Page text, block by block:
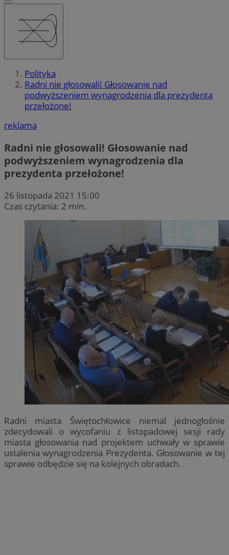
Polityka
Radni nie głosowali! Głosowanie nad
podwyższeniem wynagrodzenia dla prezydenta
przełożone!
reklama
Radni nie głosowali! Głosowanie nad
podwyższeniem wynagrodzenia dla
prezydenta przełożone!
26 listopada 2021 15:00
Czas czytania: 2 min.
Radni miasta Świętochłowice niemal jednogłośnie
zdecydowali o wycofaniu z listopadowej sesji rady
miasta głosowania nad projektem uchwały w sprawie
ustalenia wynagrodzenia Prezydenta. Głosowanie w tej
sprawie odbędzie się na kolejnych obradach.